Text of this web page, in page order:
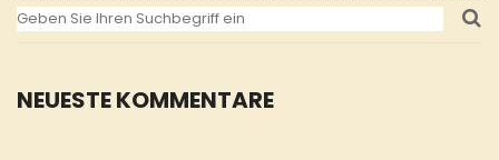
NEUESTE KOMMENTARE